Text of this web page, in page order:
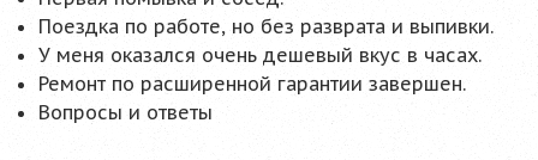
Поездка по работе, но без разврата и выпивки.
У меня оказался очень дешевый вкус в часах.
Ремонт по расширенной гарантии завершен.
Вопросы и ответы